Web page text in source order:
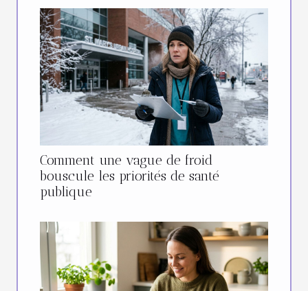
Comment une vague de froid
bouscule les priorités de santé
publique